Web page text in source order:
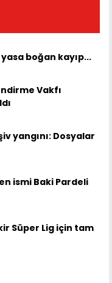
boğan kayıp...
Vakfı
yangını: Dosyalar
ismi Baki Pardeli
Süper Lig için tam